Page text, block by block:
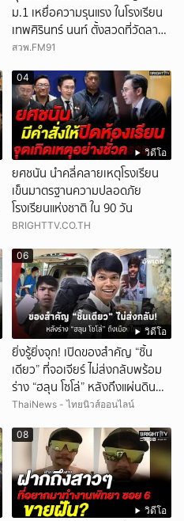
ม.1 เหยื่อความรุนแรง ในโรงเรียน
เทพศิรินทร์ นนท์ ตั้งสวดที่วัดลาด
ปลาดุก
สวพ.FM91
วิดีโอ
04
ยศชนัน นำคลี่คลายเหตุโรงเรียน
เข็นมาตรฐานความปลอดภัย
โรงเรียนแห่งชาติ ใน 90 วัน
BRIGHTTV.CO.TH
วิดีโอ
06
ยิ่งรู้ยิ่งจุก! เปิดของสำคัญ “ชิ้น
เดียว” ที่จอเจียร์ ไม่ส่งกลับพร้อม
ร่าง “ฮลุน โซโล่” หลังถึงแผ่นดิน
ไทย!
ThaiNews - ไทยนิวส์ออนไลน์
วิดีโอ
08